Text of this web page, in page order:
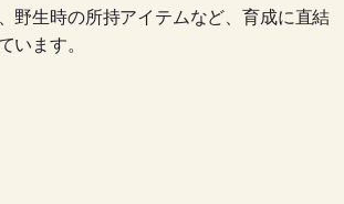
野生時の所持アイテムなど、育成に直結
います。